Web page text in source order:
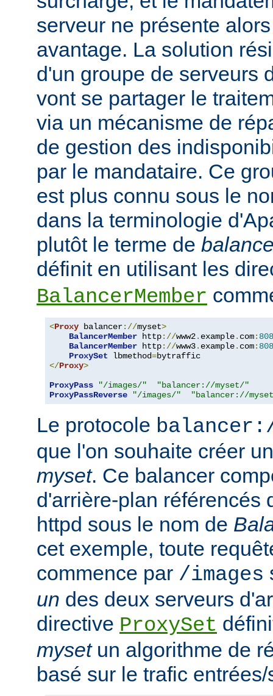
serveur ne présente
avantage. La solution
d'un groupe de serveurs
vont se partager le
via un mécanisme de
de gestion des
par le mandataire. Ce
est plus connu sous le
dans la terminologie
plutôt le terme de
définit en utilisant les
BalancerMember
<Proxy balancer://myset>
BalancerMember http://www2. example. com:
BalancerMember http://www3. example. com:
ProxySet lbmethod=
</Proxy>
ProxyPass
"/images/"
"balancer://myset/"
ProxyPassReverse
"/images/" "balancer://
Le protocole
que l'on souhaite créer
myset. Ce balancer
d'arrière-plan référencés
httpd sous le nom de
cet exemple, toute
commence par /images
un des deux serveurs
directive ProxySet
mysetun algorithme de
basé sur le trafic